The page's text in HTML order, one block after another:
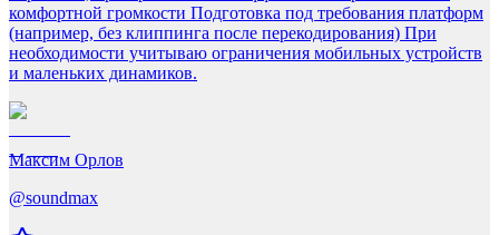
комфортной громкости Подготовка под требования платформ
(например, без клиппинга после перекодирования) При
необходимости учитываю ограничения мобильных устройств
и маленьких динамиков.
Максим Орлов
@soundmax